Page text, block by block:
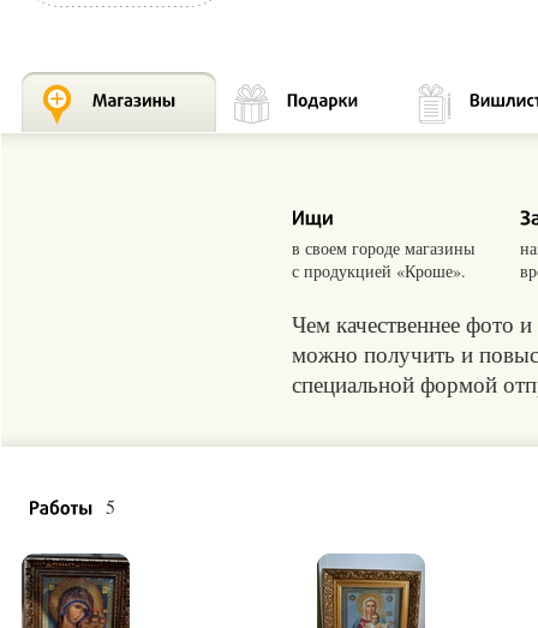
в своем городе магазины
с продукцией «Кроше».
Чем качественнее фото
можно получить и
специальной формой
5